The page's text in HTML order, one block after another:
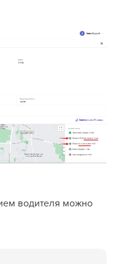
водителя можно